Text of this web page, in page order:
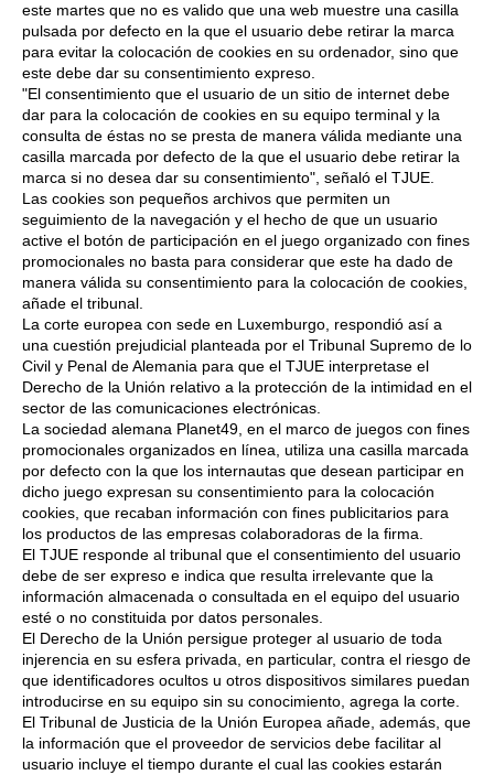
este martes que no es valido que una web muestre una casilla
pulsada por defecto en la que el usuario debe retirar la marca
para evitar la colocación de cookies en su ordenador, sino que
este debe dar su consentimiento expreso.
"El consentimiento que el usuario de un sitio de internet debe
dar para la colocación de cookies en su equipo terminal y la
consulta de éstas no se presta de manera válida mediante una
casilla marcada por defecto de la que el usuario debe retirar la
marca si no desea dar su consentimiento", señaló el TJUE.
Las cookies son pequeños archivos que permiten un
seguimiento de la navegación y el hecho de que un usuario
active el botón de participación en el juego organizado con fines
promocionales no basta para considerar que este ha dado de
manera válida su consentimiento para la colocación de cookies,
añade el tribunal.
La corte europea con sede en Luxemburgo, respondió así a
una cuestión prejudicial planteada por el Tribunal Supremo de lo
Civil y Penal de Alemania para que el TJUE interpretase el
Derecho de la Unión relativo a la protección de la intimidad en el
sector de las comunicaciones electrónicas.
La sociedad alemana Planet49, en el marco de juegos con fines
promocionales organizados en línea, utiliza una casilla marcada
por defecto con la que los internautas que desean participar en
dicho juego expresan su consentimiento para la colocación
cookies, que recaban información con fines publicitarios para
los productos de las empresas colaboradoras de la firma.
El TJUE responde al tribunal que el consentimiento del usuario
debe de ser expreso e indica que resulta irrelevante que la
información almacenada o consultada en el equipo del usuario
esté o no constituida por datos personales.
El Derecho de la Unión persigue proteger al usuario de toda
injerencia en su esfera privada, en particular, contra el riesgo de
que identificadores ocultos u otros dispositivos similares puedan
introducirse en su equipo sin su conocimiento, agrega la corte.
El Tribunal de Justicia de la Unión Europea añade, además, que
la información que el proveedor de servicios debe facilitar al
usuario incluye el tiempo durante el cual las cookies estarán